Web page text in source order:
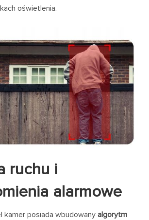
oświetlenia.
ruchu i
alarmowe
kamer posiada wbudowanyalgorytm